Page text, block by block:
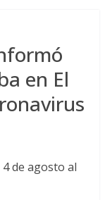
en El
de agosto al